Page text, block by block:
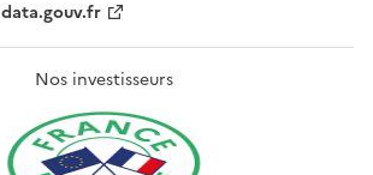
data.gouv.fr
Nos investisseurs